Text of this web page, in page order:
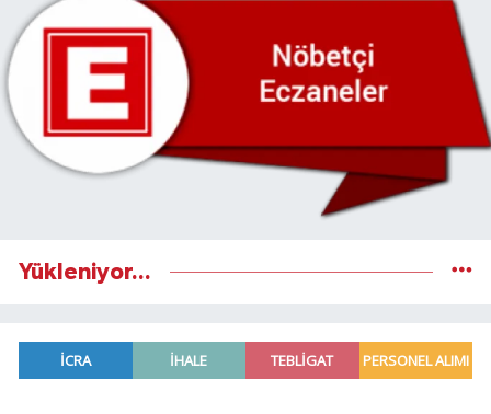
Yükleniyor...